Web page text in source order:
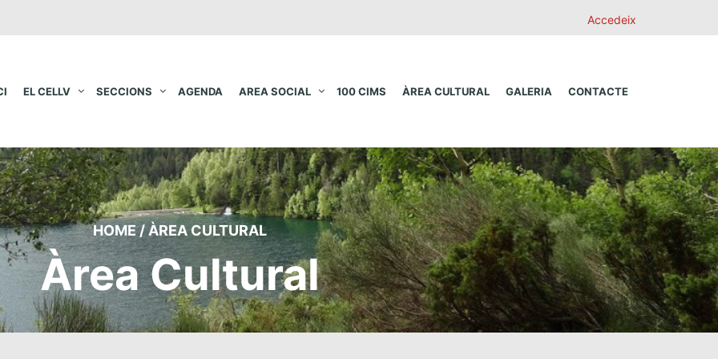
Accedeix
EL CELLV SECCIONS AGENDA AREA SOCIAL 100 CIMS ÀREA CULTURAL GALERIA CONTACTE
HOME / ÀREA CULTURAL
Àrea Cultural